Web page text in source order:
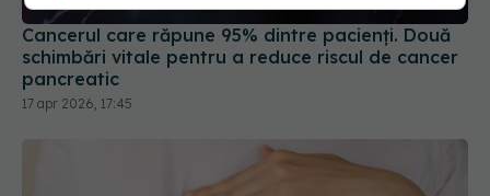
Cancerul care răpune 95% dintre pacienți. Două
schimbări vitale pentru a reduce riscul de cancer
pancreatic
17 apr 2026, 17:45